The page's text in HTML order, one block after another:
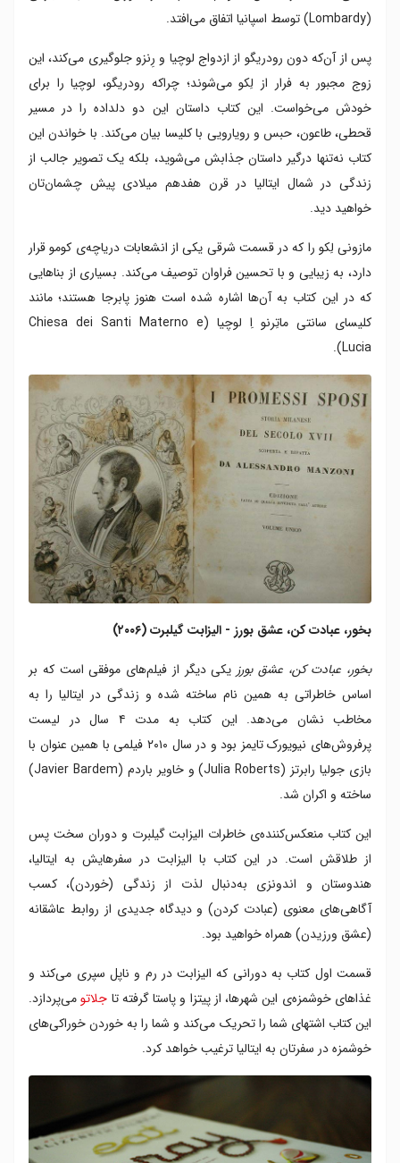
(Lombardy) توسط اسپانیا اتفاق می‌افتد.
پس از آن‌که دون رودریگو از ازدواج لوچیا و رِنزو جلوگیری می‌کند، این
زوج مجبور به فرار از لِکو می‌شوند؛ چراکه رودریگو، لوچیا را برای
خودش می‌خواست. این کتاب داستان این دو دلداده را در مسیر
قحطی، طاعون، حبس و رویارویی با کلیسا بیان می‌کند. با خواندن این
کتاب نه‌تنها درگیر داستان جذابش می‌شوید، بلکه یک تصویر جالب از
زندگی در شمال ایتالیا در قرن هفدهم میلادی پیش چشمان‌تان
خواهید دید.
مازونی لِکو را که در قسمت شرقی یکی از انشعابات دریاچه‌ی کومو قرار
دارد، به زیبایی و با تحسین فراوان توصیف می‌کند. بسیاری از بناهایی
که در این کتاب به آن‌ها اشاره شده است هنوز پابرجا هستند؛ مانند
کلیسای سانتی ماتِرنو اِ لوچیا (Chiesa dei Santi Materno e
Lucia).
بخور، عبادت کن، عشق بورز - الیزابت گیلبرت (۲۰۰۶)
بخور، عبادت کن، عشق بورز یکی دیگر از فیلم‌های موفقی است که بر
اساس خاطراتی به همین نام ساخته شده و زندگی در ایتالیا را به
مخاطب نشان می‌دهد. این کتاب به مدت ۴ سال در لیست
پرفروش‌های نیویورک تایمز بود و در سال ۲۰۱۰ فیلمی با همین عنوان با
بازی جولیا رابرتز (Julia Roberts) و خاویر باردم (Javier Bardem)
ساخته و اکران شد.
این کتاب منعکس‌کننده‌ی خاطرات الیزابت گیلبرت و دوران سخت پس
از طلاقش است. در این کتاب با الیزابت در سفرهایش به ایتالیا،
هندوستان و اندونزی به‌دنبال لذت از زندگی (خوردن)، کسب
آگاهی‌های معنوی (عبادت کردن) و دیدگاه جدیدی از روابط عاشقانه
(عشق ورزیدن) همراه خواهید بود.
قسمت اول کتاب به دورانی که الیزابت در رم و ناپل سپری می‌کند و
غذاهای خوشمزه‌ی این شهرها، از پیتزا و پاستا گرفته تا جلاتومی‌پردازد.
این کتاب اشتهای شما را تحریک می‌کند و شما را به خوردن خوراکی‌های
خوشمزه در سفرتان به ایتالیا ترغیب خواهد کرد.